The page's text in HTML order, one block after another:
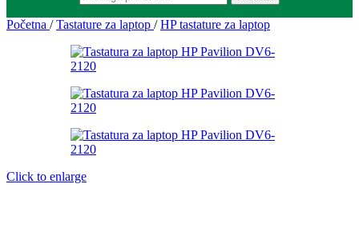
Početna / Tastature za laptop / HP tastature za laptop
Click to enlarge